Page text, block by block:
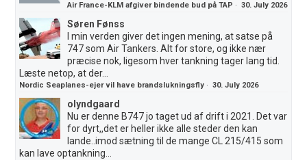
Air France-KLM afgiver bindende bud på TAP ·30. July 2026
Søren Fønss
I min verden giver det ingen mening, at satse på
747 som Air Tankers. Alt for store, og ikke nær
præcise nok, ligesom hver tankning tager lang tid.
Læste netop, at der...
Nordic Seaplanes-ejer vil have brandslukningsfly ·30. July 2026
olyndgaard
Nu er denne B747 jo taget ud af drift i 2021. Det var
for dyrt,,det er heller ikke alle steder den kan
lande..imod sætning til de mange CL 215/415 som
kan lave optankning...